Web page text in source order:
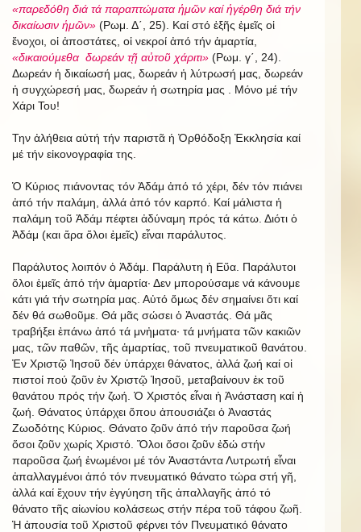
«παρεδόθη διά τά παραπτώματα ἡμῶν καί ἡγέρθη διά τήν
δικαίωσιν ἡμῶν» (Ρωμ. Δ΄, 25). Καί στό ἐξῆς ἐμεῖς οἱ
ἔνοχοι, οἱ ἀποστάτες, οἱ νεκροί ἀπό τήν ἁμαρτία,
«δικαιούμεθα δωρεάν τῇ αὐτοῦ χάριτι» (Ρωμ. γ΄, 24).
Δωρεάν ἡ δικαίωσή μας, δωρεάν ἡ λύτρωσή μας, δωρεάν
ἡ συγχώρεσή μας, δωρεάν ἡ σωτηρία μας . Μόνο μέ τήν
Χάρι Του!
Την ἀλήθεια αὐτή τήν παριστᾶ ἡ Ὀρθόδοξη Ἐκκλησία καί
μέ τήν εἰκονογραφία της.
Ὁ Κύριος πιάνοντας τόν Ἀδάμ ἀπό τό χέρι, δέν τόν πιάνει
ἀπό τήν παλάμη, ἀλλά ἀπό τόν καρπό. Καί μάλιστα ἡ
παλάμη τοῦ Ἀδάμ πέφτει ἀδύναμη πρός τά κάτω. Διότι ὁ
Ἀδάμ (και ἄρα ὅλοι ἐμεῖς) εἶναι παράλυτος.
Παράλυτος λοιπόν ὁ Ἀδάμ. Παράλυτη ἡ Εὔα. Παράλυτοι
ὅλοι ἐμεῖς ἀπό τήν ἁμαρτία· Δεν μπορούσαμε νά κάνουμε
κάτι γιά τήν σωτηρία μας. Αὐτό ὅμως δέν σημαίνει ὅτι καί
δέν θά σωθοῦμε. Θά μᾶς σώσει ὁ Ἀναστάς. Θά μᾶς
τραβήξει ἐπάνω ἀπό τά μνἠματα· τά μνήματα τῶν κακιῶν
μας, τῶν παθῶν, τῆς ἁμαρτίας, τοῦ πνευματικοῦ θανάτου.
Ἐν Χριστῷ Ἰησοῦ δέν ὑπάρχει θάνατος, ἀλλά ζωή καί οἱ
πιστοί πού ζοῦν ἐν Χριστῷ Ἰησοῦ, μεταβαίνουν ἐκ τοῦ
θανάτου πρός τήν ζωή. Ὁ Χριστός εἶναι ἡ Ἀνάσταση καί ἡ
ζωή. Θάνατος ὑπάρχει ὅπου ἀπουσιάζει ὁ Ἀναστάς
Ζωοδότης Κύριος. Θάνατο ζοῦν ἀπό τήν παροῦσα ζωή
ὅσοι ζοῦν χωρίς Χριστό. Ὅλοι ὅσοι ζοῦν ἐδώ στήν
παροῦσα ζωή ἑνωμένοι μέ τόν Ἀναστάντα Λυτρωτή εἶναι
ἀπαλλαγμένοι ἀπό τόν πνευματικό θάνατο τώρα στή γῆ,
ἀλλά καί ἔχουν τήν ἐγγύηση τῆς ἀπαλλαγῆς ἀπό τό
θάνατο τῆς αἰωνίου κολάσεως στήν πέρα τοῦ τάφου ζωῆ.
Ἡ ἀπουσία τοῦ Χριστοῦ φέρνει τόν Πνευματικό θάνατο